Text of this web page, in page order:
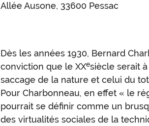
Allée Ausone, 33600 Pessac
Dès les années 1930, Bernard
conviction que le XXesiècle serait
saccage de la nature et celui du
Pour Charbonneau, en effet « le
pourrait se définir comme un
des virtualités sociales de la